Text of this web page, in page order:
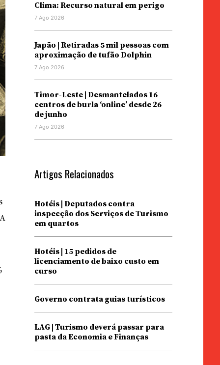
Clima: Recurso natural em perigo
7 Ago 2026
Japão | Retiradas 5 mil pessoas com
aproximação de tufão Dolphin
7 Ago 2026
Timor-Leste | Desmantelados 16
centros de burla ‘online’ desde 26
de junho
7 Ago 2026
Artigos Relacionados
Hotéis | Deputados contra
inspecção dos Serviços de Turismo
em quartos
Hotéis | 15 pedidos de
licenciamento de baixo custo em
curso
Governo contrata guias turísticos
LAG | Turismo deverá passar para
pasta da Economia e Finanças